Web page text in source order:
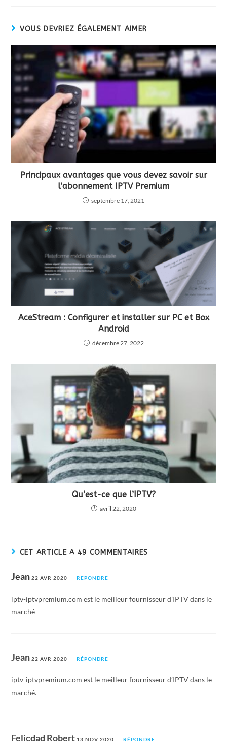
VOUS DEVRIEZ ÉGALEMENT AIMER
Principaux avantages que vous devez savoir sur
l’abonnement IPTV Premium
septembre 17, 2021
AceStream : Configurer et installer sur PC et Box
Android
décembre 27, 2022
Qu’est-ce que l’IPTV?
avril 22, 2020
CET ARTICLE A 49 COMMENTAIRES
Jean 22 AVR 2020 RÉPONDRE
iptv-iptvpremium.com est le meilleur fournisseur d’IPTV dans le
marché
Jean22 AVR 2020 RÉPONDRE
iptv-iptvpremium.com est le meilleur fournisseur d’IPTV dans le
marché.
Felicdad Robert 13 NOV 2020 RÉPONDRE